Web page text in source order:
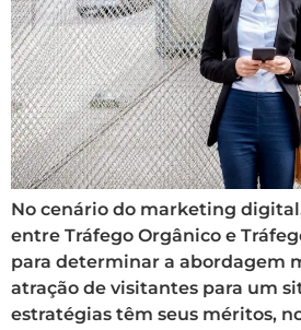
No cenário do marketing
entre Tráfego Orgânico e
para determinar a abordagem
atração de visitantes para um
estratégias têm seus méritos,